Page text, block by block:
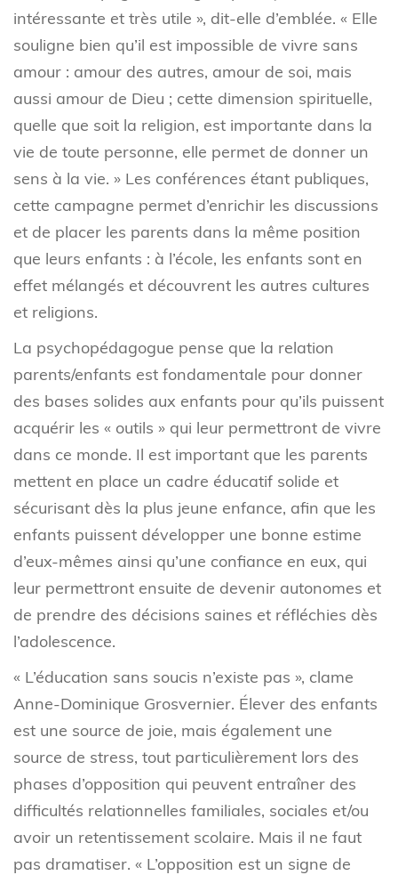
intéressante et très utile », dit-elle d’emblée. « Elle
souligne bien qu’il est impossible de vivre sans
amour : amour des autres, amour de soi, mais
aussi amour de Dieu ; cette dimension spirituelle,
quelle que soit la religion, est importante dans la
vie de toute personne, elle permet de donner un
sens à la vie. » Les conférences étant publiques,
cette campagne permet d’enrichir les discussions
et de placer les parents dans la même position
que leurs enfants : à l’école, les enfants sont en
effet mélangés et découvrent les autres cultures
et religions.
La psychopédagogue pense que la relation
parents/enfants est fondamentale pour donner
des bases solides aux enfants pour qu’ils puissent
acquérir les « outils » qui leur permettront de vivre
dans ce monde. Il est important que les parents
mettent en place un cadre éducatif solide et
sécurisant dès la plus jeune enfance, afin que les
enfants puissent développer une bonne estime
d’eux-mêmes ainsi qu’une confiance en eux, qui
leur permettront ensuite de devenir autonomes et
de prendre des décisions saines et réfléchies dès
l’adolescence.
« L’éducation sans soucis n’existe pas », clame
Anne-Dominique Grosvernier. Élever des enfants
est une source de joie, mais également une
source de stress, tout particulièrement lors des
phases d’opposition qui peuvent entraîner des
difficultés relationnelles familiales, sociales et/ou
avoir un retentissement scolaire. Mais il ne faut
pas dramatiser. « L’opposition est un signe de